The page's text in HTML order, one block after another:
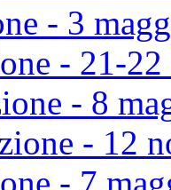
- 3
- 21-22
- 8
- 12
- 7